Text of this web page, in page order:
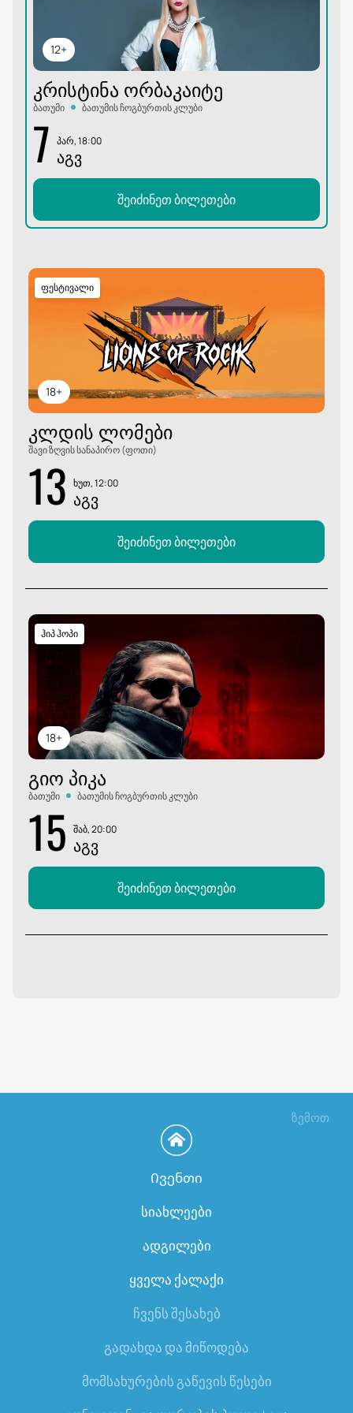
12+
ᲙᲠᲘᲡᲢᲘᲜᲐ ᲝᲠᲑᲐᲙᲐᲘᲢᲔ
ბათუმი ბათუმის ჩოგბურთის კლუბი
7 პარ, 18:00
ᲐᲒᲕ
შეიძინეთ ბილეთები
18+
ფესტივალი
ᲙᲚᲓᲘᲡ ᲚᲝᲛᲔᲑᲘ
შავი ზღვის სანაპირო (ფოთი)
13 ხუთ, 12:00
ᲐᲒᲕ
შეიძინეთ ბილეთები
18+
ჰიპ ჰოპი
ᲒᲘᲝ ᲞᲘᲙᲐ
ბათუმი ბათუმის ჩოგბურთის კლუბი
15 შაბ, 20:00
ᲐᲒᲕ
შეიძინეთ ბილეთები
ზემოთ
Ივენთი
სიახლეები
ადგილები
ყველა ქალაქი
ჩვენს შესახებ
გადახდა და მიწოდება
მომსახურების გაწევის წესები